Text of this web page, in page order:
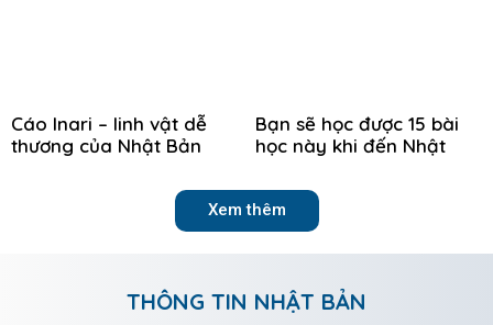
Cáo Inari – linh vật dễ
thương của Nhật Bản
Bạn sẽ học được 15 bài
học này khi đến Nhật
Xem thêm
THÔNG TIN NHẬT BẢN